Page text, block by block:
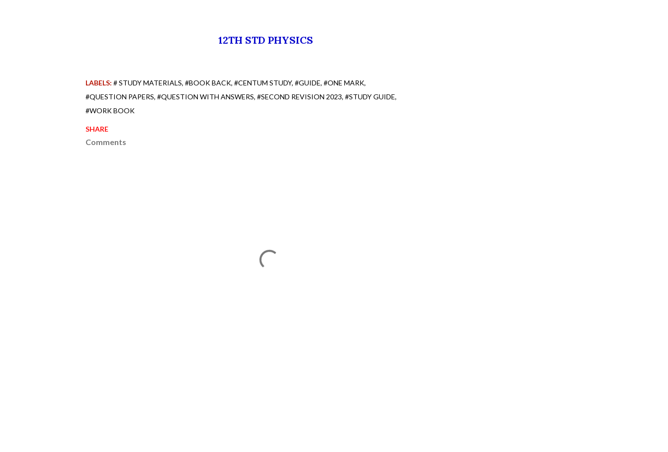
12TH STD PHYSICS
LABELS: # STUDY MATERIALS #BOOK BACK #CENTUM STUDY #GUIDE #ONE MARK
#QUESTION PAPERS #QUESTION WITH ANSWERS #SECOND REVISION 2023 #STUDY GUIDE
#WORK BOOK
SHARE
Comments